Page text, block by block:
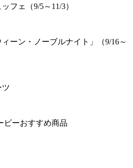
フェ（9/5～11/3）
ーン・ノーブルナイト」（9/16～
ツ
ビーおすすめ商品